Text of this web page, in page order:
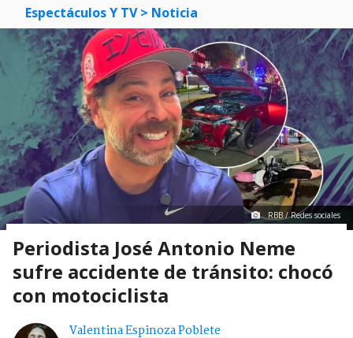
Espectáculos Y TV > Noticia
RBB / Redes sociales
Periodista José Antonio Neme
sufre accidente de tránsito: chocó
con motociclista
Valentina Espinoza Poblete